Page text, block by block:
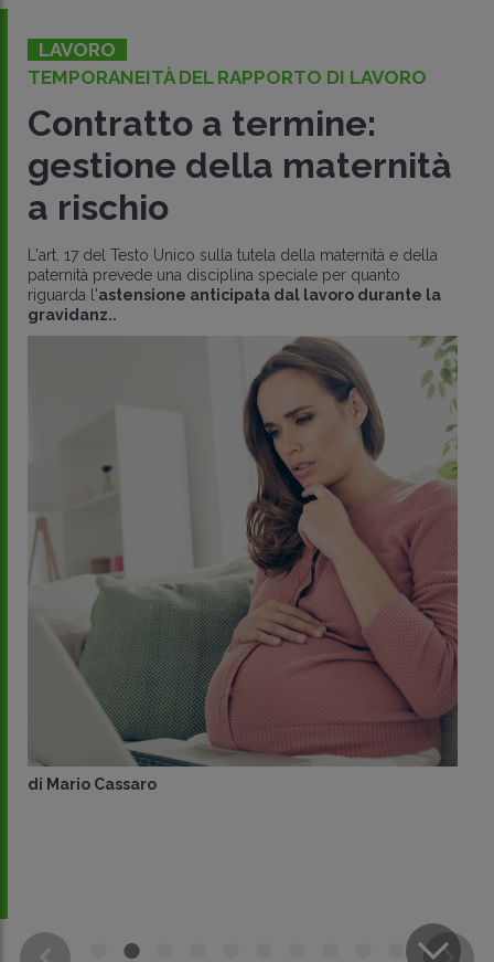
CONDIVIDI
LAVORO
TEMPORANEITÀ DEL RAPPORTO DI LAVORO
Contratto a termine:
gestione della maternità
a rischio
L'art. 17 del Testo Unico sulla tutela della maternità e della
paternità prevede una disciplina speciale per quanto
riguarda l'astensione anticipata dal lavoro durante la
gravidanz..
di Mario Cassaro